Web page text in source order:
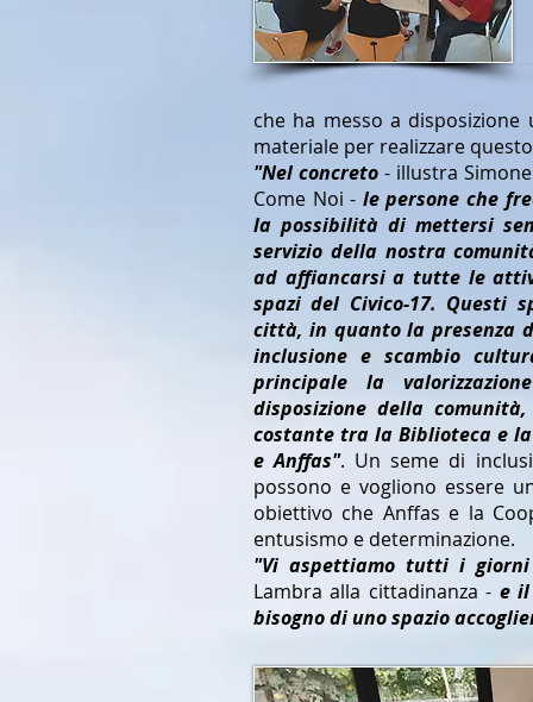
che ha messo a
materiale per realizzare
"Nel concreto - illustra
Come Noi - le persone che
la possibilità di mettersi
servizio della nostra
ad affiancarsi a tutte le
spazi del Civico-17. Questi
città, in quanto la presenza
inclusione e scambio
principale la
disposizione della
costante tra la Biblioteca e
e Anffas". Un seme di
possono e vogliono essere
obiettivo che Anffas e la
entusismo e determinazione.
"Vi aspettiamo tutti i
Lambra alla cittadinanza - e
bisogno di uno spazio